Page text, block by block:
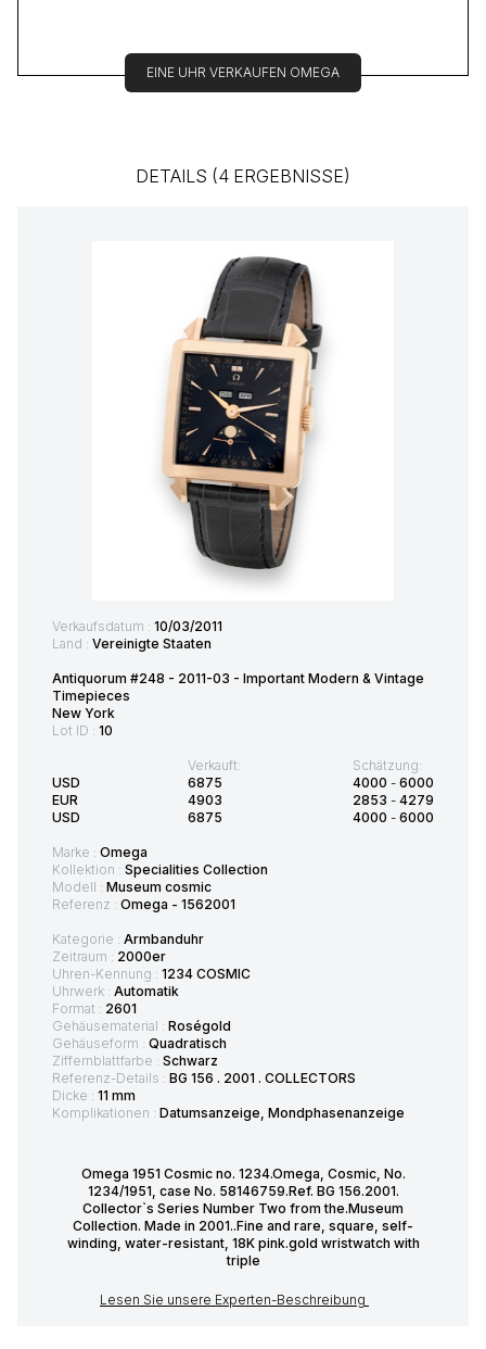
EINE UHR VERKAUFEN OMEGA
DETAILS (4 ERGEBNISSE)
Verkaufsdatum : 10/03/2011
Land : Vereinigte Staaten
Antiquorum #248 - 2011-03 - Important Modern & Vintage
Timepieces
New York
Lot ID : 10
USD
EUR
USD
Verkauft:
6875
4903
6875
Schätzung:
4000 - 6000
2853 - 4279
4000 - 6000
Marke : Omega
Kollektion : Specialities Collection
Modell : Museum cosmic
Referenz : Omega - 1562001
Kategorie : Armbanduhr
Zeitraum : 2000er
Uhren-Kennung : 1234 COSMIC
Uhrwerk : Automatik
Format : 2601
Gehäusematerial : Roségold
Gehäuseform : Quadratisch
Ziffernblattfarbe : Schwarz
Referenz-Details : BG 156 . 2001 . COLLECTORS
Dicke : 11 mm
Komplikationen : Datumsanzeige, Mondphasenanzeige
Omega 1951 Cosmic no. 1234.Omega, Cosmic, No.
1234/1951, case No. 58146759.Ref. BG 156.2001.
Collector`s Series Number Two from the.Museum
Collection. Made in 2001..Fine and rare, square, self-
winding, water-resistant, 18K pink.gold wristwatch with
triple
Lesen Sie unsere Experten-Beschreibung